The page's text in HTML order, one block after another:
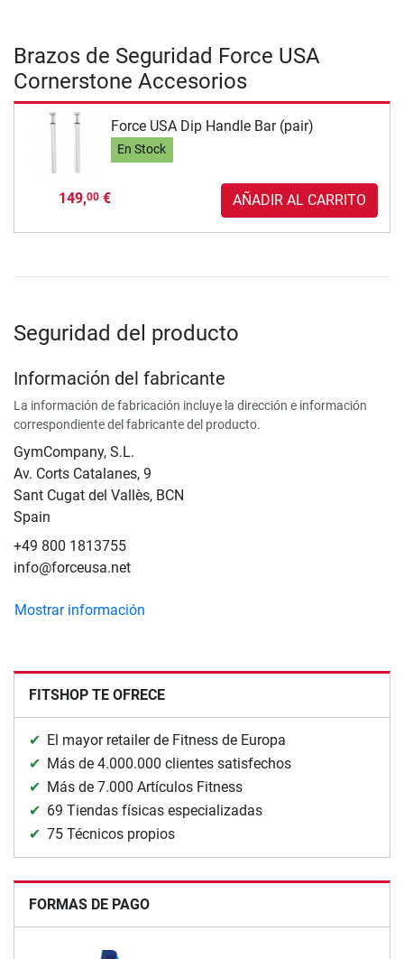
Brazos de Seguridad Force USA
Cornerstone Accesorios
Force USA Dip Handle Bar (pair)
En Stock
149,00€ AÑADIR AL CARRITO
Seguridad del producto
Información del fabricante
La información de fabricación incluye la dirección e información
correspondiente del fabricante del producto.
GymCompany, S.L.
Av. Corts Catalanes, 9
Sant Cugat del Vallès, BCN
Spain
+49 800 1813755
info@forceusa.net
Mostrar información
FITSHOP TE OFRECE
El mayor retailer de Fitness de Europa
Más de 4.000.000 clientes satisfechos
Más de 7.000 Artículos Fitness
69 Tiendas físicas especializadas
75 Técnicos propios
FORMAS DE PAGO